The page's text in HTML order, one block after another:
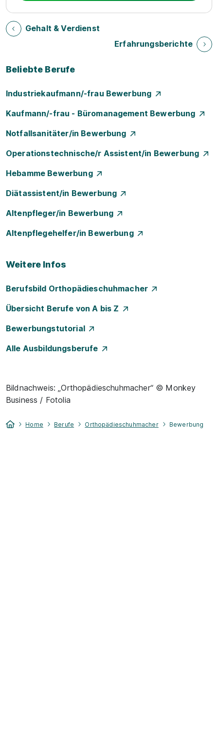
Gehalt & Verdienst
Erfahrungsberichte
Beliebte Berufe
Industriekaufmann/-frau Bewerbung
Kaufmann/-frau - Büromanagement Bewerbung
Notfallsanitäter/in Bewerbung
Operationstechnische/r Assistent/in Bewerbung
Hebamme Bewerbung
Diätassistent/in Bewerbung
Altenpfleger/in Bewerbung
Altenpflegehelfer/in Bewerbung
Weitere Infos
Berufsbild Orthopädieschuhmacher
Übersicht Berufe von A bis Z
Bewerbungstutorial
Alle Ausbildungsberufe
Bildnachweis: „Orthopädieschuhmacher“ © Monkey
Business / Fotolia
Home Berufe Orthopädieschuhmacher Bewerbung